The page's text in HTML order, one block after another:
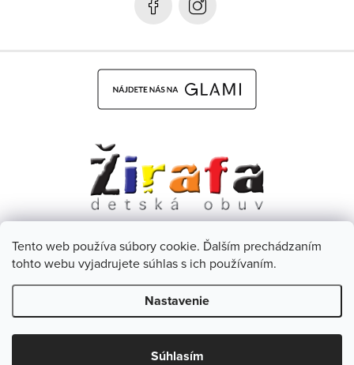
Tento web používa súbory cookie. Ďalším prechádzaním
tohto webu vyjadrujete súhlas s ich používaním.
Nastavenie
Súhlasím
Dětská obuv Žirafa - CZ Facebook
Copyright 2026Žirafa Detská obuv. Všetky práva vyhradené.
Upraviť nastavenie cookies